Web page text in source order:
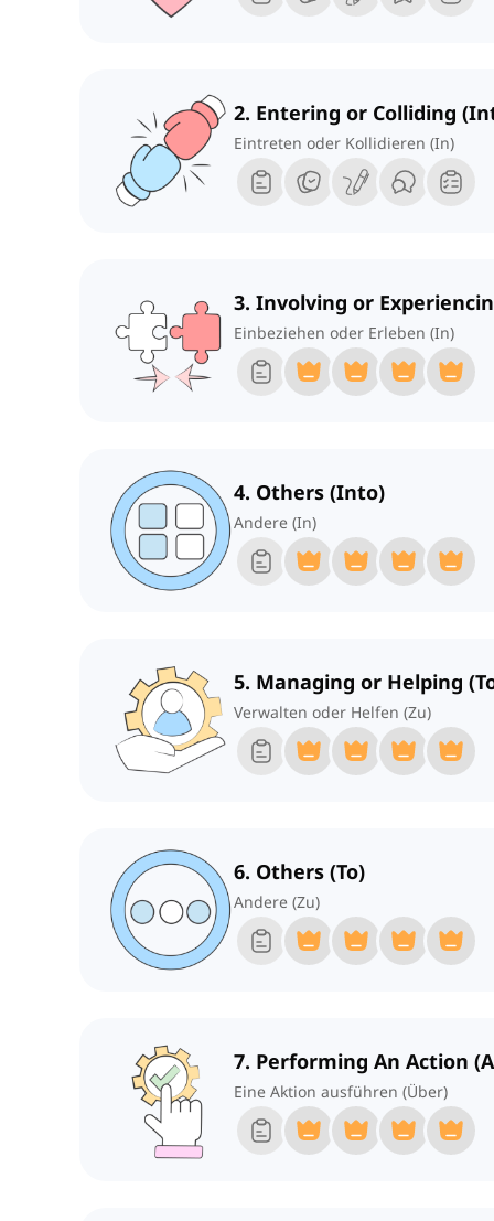
2. Entering or Colliding
Eintreten oder Kollidieren (In)
3. Involving or
Einbeziehen oder Erleben (In)
4. Others (Into)
Andere (In)
5. Managing or Helping
Verwalten oder Helfen (Zu)
6. Others (To)
Andere (Zu)
7. Performing An Action
Eine Aktion ausführen (Über)